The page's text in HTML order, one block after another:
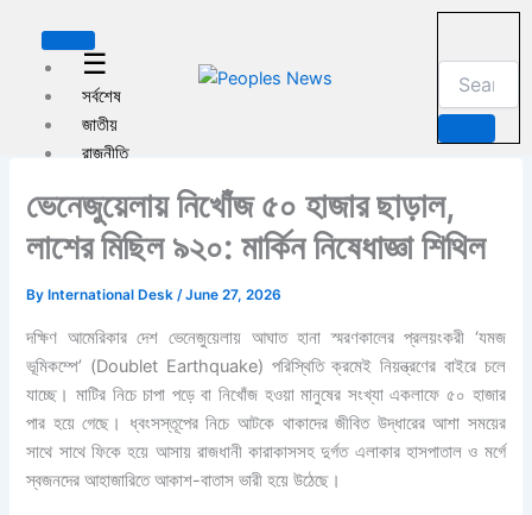
content
☰
সর্বশেষ
জাতীয়
রাজনীতি
আন্তর্জাতিক
অর্থনীতি
যুক্তরাষ্ট্র
আরো
ট্যাক্স ফাইল
বাসা ভাড়া
ভেনেজুয়েলায় নিখোঁজ ৫০ হাজার ছাড়াল,
লাশের মিছিল ৯২০: মার্কিন নিষেধাজ্ঞা শিথিল
By International Desk/June 27, 2026
দক্ষিণ আমেরিকার দেশ ভেনেজুয়েলায় আঘাত হানা স্মরণকালের প্রলয়ংকরী ‘যমজ
ভূমিকম্পে’ (Doublet Earthquake) পরিস্থিতি ক্রমেই নিয়ন্ত্রণের বাইরে চলে
যাচ্ছে। মাটির নিচে চাপা পড়ে বা নিখোঁজ হওয়া মানুষের সংখ্যা একলাফে ৫০ হাজার
পার হয়ে গেছে। ধ্বংসস্তূপের নিচে আটকে থাকাদের জীবিত উদ্ধারের আশা সময়ের
সাথে সাথে ফিকে হয়ে আসায় রাজধানী কারাকাসসহ দুর্গত এলাকার হাসপাতাল ও মর্গে
স্বজনদের আহাজারিতে আকাশ-বাতাস ভারী হয়ে উঠেছে।